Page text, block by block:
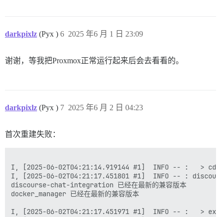
darkpixlz (Pyx ) 2025 年6 月 1 日 23:09
6
谢谢，等我把Proxmox正常运行起来后会去看看的。
darkpixlz (Pyx ) 2025 年6 月 2 日 04:23
7
首次重建失败：